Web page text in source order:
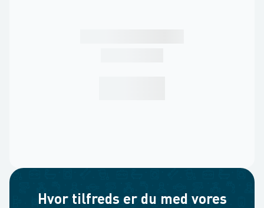
Hvor tilfreds er du med vores